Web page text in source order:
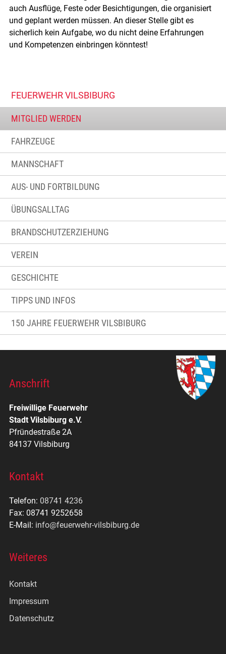
auch Ausflüge, Feste oder Besichtigungen, die organisiert
und geplant werden müssen. An dieser Stelle gibt es
sicherlich kein Aufgabe, wo du nicht deine Erfahrungen
und Kompetenzen einbringen könntest!
FEUERWEHR VILSBIBURG
MITGLIED WERDEN
FAHRZEUGE
MANNSCHAFT
AUS- UND FORTBILDUNG
ÜBUNGSALLTAG
BRANDSCHUTZERZIEHUNG
VEREIN
GESCHICHTE
TIPPS UND INFOS
150 JAHRE FEUERWEHR VILSBIBURG
Anschrift
Freiwillige Feuerwehr
Stadt Vilsbiburg e.V.
Pfründestraße 2A
84137 Vilsbiburg
Kontakt
Telefon: 08741 4236
Fax: 08741 9252658
E-Mail: info@feuerwehr-vilsbiburg.de
Weiteres
Kontakt
Impressum
Datenschutz